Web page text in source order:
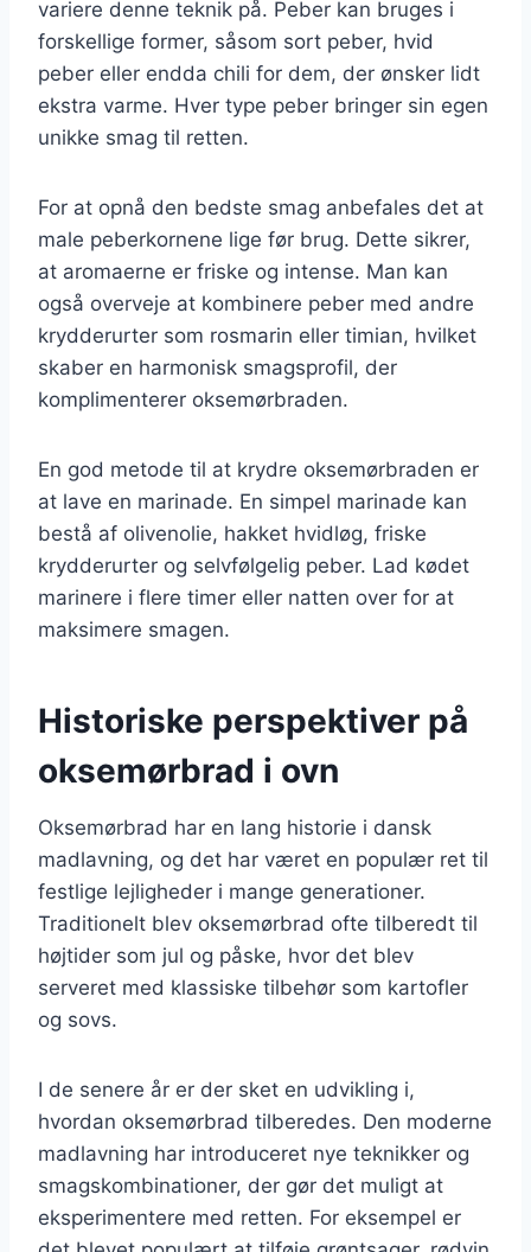
variere denne teknik på. Peber kan bruges i
forskellige former, såsom sort peber, hvid
peber eller endda chili for dem, der ønsker lidt
ekstra varme. Hver type peber bringer sin egen
unikke smag til retten.
For at opnå den bedste smag anbefales det at
male peberkornene lige før brug. Dette sikrer,
at aromaerne er friske og intense. Man kan
også overveje at kombinere peber med andre
krydderurter som rosmarin eller timian, hvilket
skaber en harmonisk smagsprofil, der
komplimenterer oksemørbraden.
En god metode til at krydre oksemørbraden er
at lave en marinade. En simpel marinade kan
bestå af olivenolie, hakket hvidløg, friske
krydderurter og selvfølgelig peber. Lad kødet
marinere i flere timer eller natten over for at
maksimere smagen.
Historiske perspektiver på
oksemørbrad i ovn
Oksemørbrad har en lang historie i dansk
madlavning, og det har været en populær ret til
festlige lejligheder i mange generationer.
Traditionelt blev oksemørbrad ofte tilberedt til
højtider som jul og påske, hvor det blev
serveret med klassiske tilbehør som kartofler
og sovs.
I de senere år er der sket en udvikling i,
hvordan oksemørbrad tilberedes. Den moderne
madlavning har introduceret nye teknikker og
smagskombinationer, der gør det muligt at
eksperimentere med retten. For eksempel er